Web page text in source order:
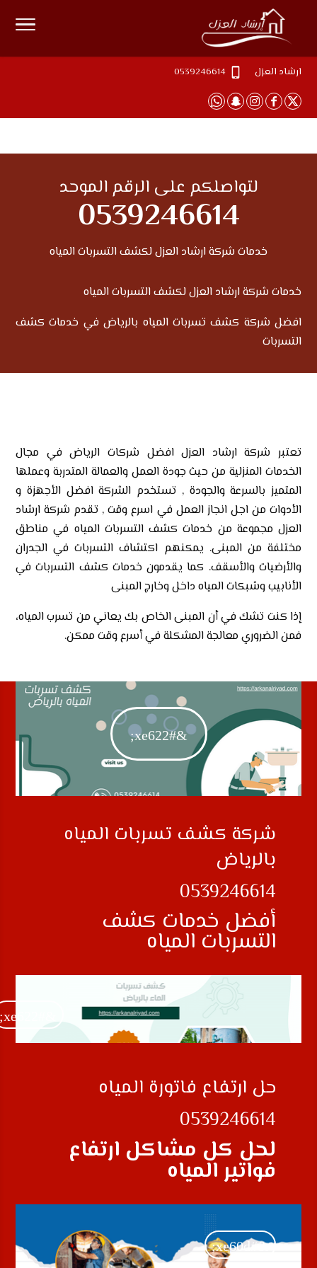
ارشاد العزل 0539246614
لتواصلكم على الرقم الموحد
0539246614
خدمات شركة ارشاد العزل لكشف التسربات المياه
خدمات شركة ارشاد العزل لكشف التسربات المياه
افضل شركة كشف تسربات المياه بالرياض في خدمات كشف
التسربات
تعتبر شركة ارشاد العزل افضل شركات الرياض في مجال
الخدمات المنزلية من حيث جودة العمل والعمالة المتدربة وعملها
المتميز بالسرعة والجودة , تستخدم الشركة افضل الأجهزة و
الأدوات من اجل انجاز العمل في اسرع وقت , تقدم شركة ارشاد
العزل مجموعة من خدمات كشف التسربات المياه في مناطق
مختلفة من المبنى. يمكنهم اكتشاف التسربات في الجدران
والأرضيات والأسقف. كما يقدمون خدمات كشف التسربات في
الأنابيب وشبكات المياه داخل وخارج المبنى
إذا كنت تشك في أن المبنى الخاص بك يعاني من تسرب المياه،
فمن الضروري معالجة المشكلة في أسرع وقت ممكن.
&#xe622;
شركة كشف تسربات المياه
بالرياض
0539246614
أفضل خدمات كشف
التسربات المياه
حل ارتفاع فاتورة المياه
0539246614
لحل كل مشاكل ارتفاع
فواتير المياه
&#xe60d;